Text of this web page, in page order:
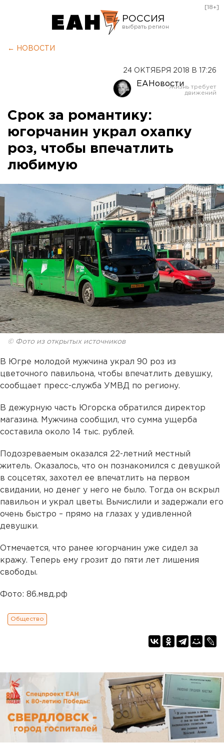
РОССИЯ
Оренбург
[18+]
← НОВОСТИ
24 ОКТЯБРЯ 2018 В 17:26
ЕАНовости
Срок за романтику:
югорчанин украл охапку
роз, чтобы впечатлить
любимую
© Фото из открытых источников
В Югре молодой мужчина украл 90 роз из
цветочного павильона, чтобы впечатлить девушку,
сообщает пресс-служба УМВД по региону.
В дежурную часть Югорска обратился директор
магазина. Мужчина сообщил, что сумма ущерба
составила около 14 тыс. рублей.
Подозреваемым оказался 22-летний местный
житель. Оказалось, что он познакомился с девушкой
в соцсетях, захотел ее впечатлить на первом
свидании, но денег у него не было. Тогда он вскрыл
павильон и украл цветы. Вычислили и задержали его
очень быстро – прямо на глазах у удивленной
девушки.
Отмечается, что ранее югорчанин уже сидел за
кражу. Теперь ему грозит до пяти лет лишения
свободы.
Фото: 86.мвд.рф
Общество